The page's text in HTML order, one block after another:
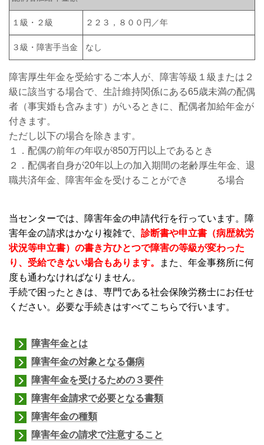
１級・２級 ２２３，８００円／年
３級・障害手当金 なし
障害厚生年金を受給するご本人が、障害等級１級または２
級に該当する場合で、生計維持関係にある65歳未満の配偶
者（事実婚も含みます）がいるときに、配偶者加給年金が
付きます。
ただし以下の場合を除きます。
１．配偶の前年の年収が850万円以上であるとき
２．配偶者自身が20年以上の加入期間の老齢厚生年金、退
職共済年金、障害年金を受けることができ る場合
当センターでは、障害年金の申請代行を行っています。障
害年金の請求はかなり複雑で、 診断書や申立書（病歴就労
状況等申立書）の書き方ひとつで障害の等級が変わった
り、受給できない場合もあります。
また、年金事務所に何
度も通わなければなりません。
手続で困ったときは、専門である社会保険労務士にお任せ
ください。必要な手続きはすべてこちらで行います。
障害年金とは
障害年金の対象となる傷病
障害年金を受けるための３要件
障害年金請求で必要となる書類
障害年金の種類
障害年金の請求で注意すること